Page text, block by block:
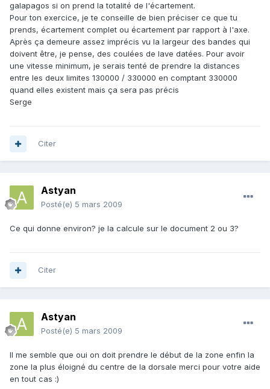
galapagos si on prend la totalité de l'écartement.
Pour ton exercice, je te conseille de bien préciser ce que tu
prends, écartement complet ou écartement par rapport à l'axe.
Après ça demeure assez imprécis vu la largeur des bandes qui
doivent être, je pense, des coulées de lave datées. Pour avoir
une vitesse minimum, je serais tenté de prendre la distances
entre les deux limites 130000 / 330000 en comptant 330000
quand elles existent mais ça sera pas précis
Serge
Citer
Astyan
Posté(e) 5 mars 2009
Ce qui donne environ? je la calcule sur le document 2 ou 3?
Citer
Astyan
Posté(e) 5 mars 2009
Il me semble que oui on doit prendre le début de la zone enfin la
zone la plus éloigné du centre de la dorsale merci pour votre aide
en tout cas :)